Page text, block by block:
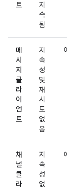
트
지
속
됨
메
시
지
클
라
이
언
트
지
속
성
및
재
시
도
없
음
채
널
클
라
지
속
성
없